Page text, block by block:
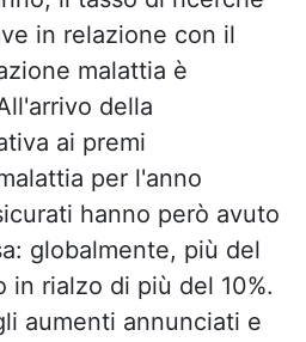
in relazione con il
malattia è
della
ai premi
per l'anno
hanno però avuto
globalmente, più del
in rialzo di più del 10%.
aumenti annunciati e